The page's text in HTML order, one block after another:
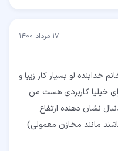
۱۷ مرداد ۱۴۰۰
خدابنده لو بسیار کار زیبا و
خیلیا کاربردی هست من
نشان دهنده ارتفاع
مانند مخازن معمولی)